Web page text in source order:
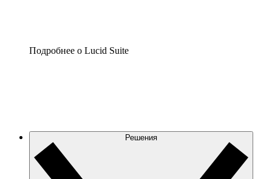
Подробнее о Lucid Suite
Решения